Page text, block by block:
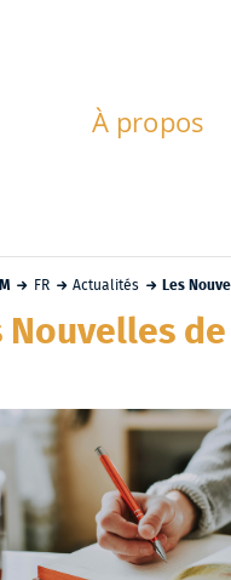
À propos
FR Actualités Les
Nouvelles